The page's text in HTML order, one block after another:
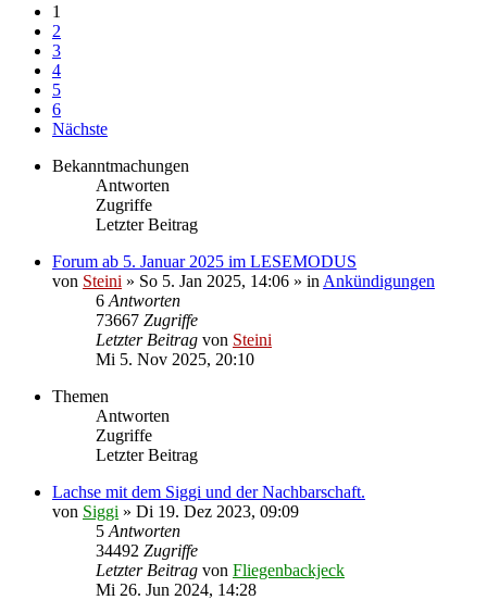
1
2
3
4
5
6
Nächste
Bekanntmachungen
Antworten
Zugriffe
Letzter Beitrag
Forum ab 5. Januar 2025 im LESEMODUS
von Steini » So 5. Jan 2025, 14:06 » in Ankündigungen
6 Antworten
73667 Zugriffe
Letzter Beitrag von Steini
Mi 5. Nov 2025, 20:10
Themen
Antworten
Zugriffe
Letzter Beitrag
Lachse mit dem Siggi und der Nachbarschaft.
von Siggi » Di 19. Dez 2023, 09:09
5 Antworten
34492 Zugriffe
Letzter Beitrag von Fliegenbackjeck
Mi 26. Jun 2024, 14:28